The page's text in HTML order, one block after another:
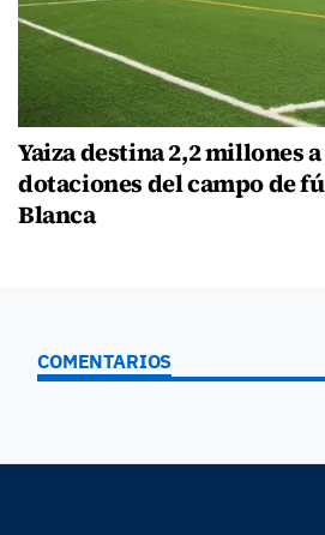
Yaiza destina 2,2 millones
dotaciones del campo de
Blanca
COMENTARIOS